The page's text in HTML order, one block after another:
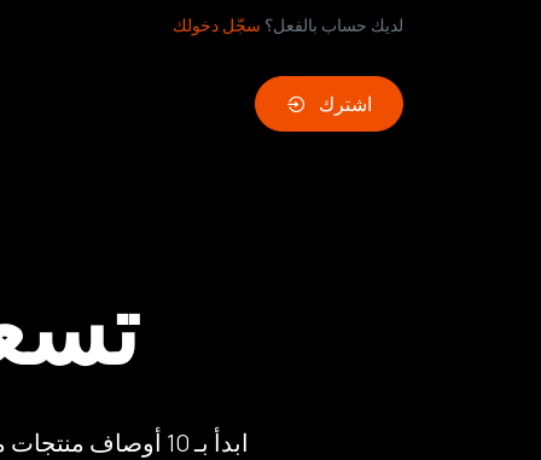
لديك حساب بالفعل؟ سجّل دخولك
اشترك
ابدأ بـ 10 أوصاف منتجات مجانية، ثم ادفع فقط مقابل ما تستخدمه. بدون اشتراكات، بدون مفاجآت.